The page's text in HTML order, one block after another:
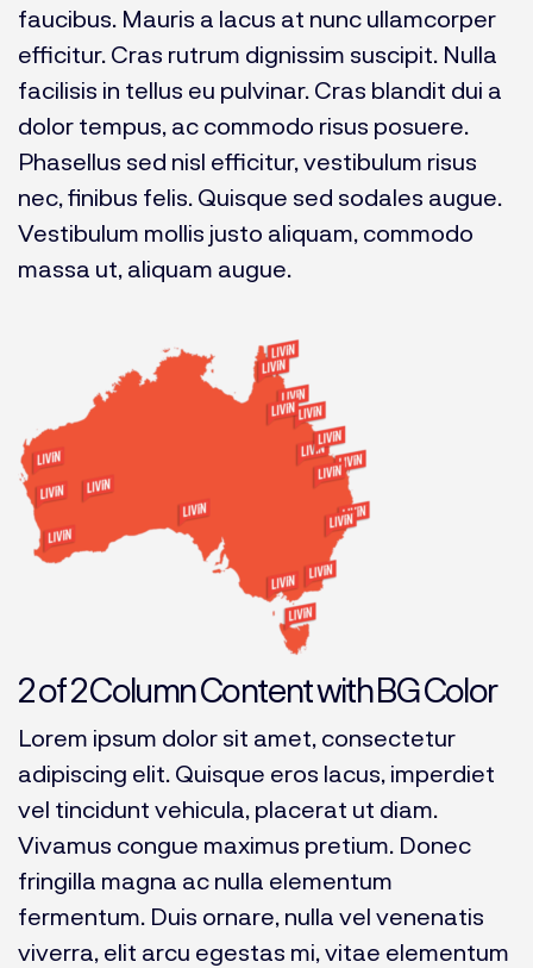
faucibus. Mauris a lacus at nunc ullamcorper
efficitur. Cras rutrum dignissim suscipit. Nulla
facilisis in tellus eu pulvinar. Cras blandit dui a
dolor tempus, ac commodo risus posuere.
Phasellus sed nisl efficitur, vestibulum risus
nec, finibus felis. Quisque sed sodales augue.
Vestibulum mollis justo aliquam, commodo
massa ut, aliquam augue.
2 of 2 Column Content with BG Color
Lorem ipsum dolor sit amet, consectetur
adipiscing elit. Quisque eros lacus, imperdiet
vel tincidunt vehicula, placerat ut diam.
Vivamus congue maximus pretium. Donec
fringilla magna ac nulla elementum
fermentum. Duis ornare, nulla vel venenatis
viverra, elit arcu egestas mi, vitae elementum